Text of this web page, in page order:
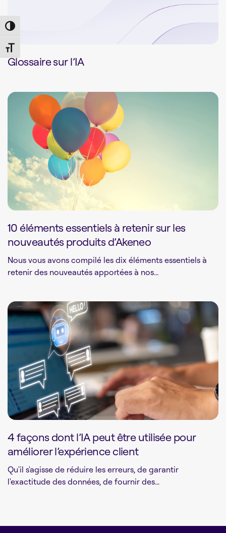
Toggle High Contrast
Toggle Font size
Glossaire sur l’IA
10 éléments essentiels à retenir sur les
nouveautés produits d’Akeneo
Nous vous avons compilé les dix éléments essentiels à
retenir des nouveautés apportées à nos...
4 façons dont l’IA peut être utilisée pour
améliorer l’expérience client
Qu'il s'agisse de réduire les erreurs, de garantir
l'exactitude des données, de fournir des...